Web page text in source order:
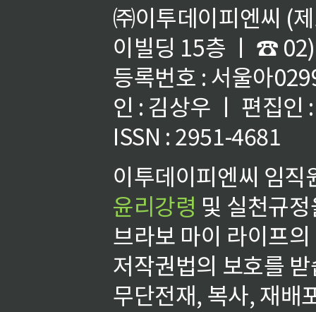
㈜이투데이피엔씨 (
이빌딩 15층 ㅣ ☎
등록번호 : 서울아
인 : 김상우 ㅣ 편집인
ISSN : 2951-4681
이투데이피엔씨 임
윤리강령 및 실천규
브라보 마이 라이프
저작권법의 보호를
무단전재, 복사, 재배